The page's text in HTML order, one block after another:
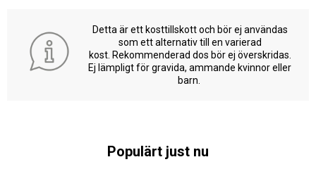
Detta är ett kosttillskott och bör ej användas
som ett alternativ till en varierad
kost. Rekommenderad dos bör ej överskridas.
Ej lämpligt för gravida, ammande kvinnor eller
barn.
Populärt just nu